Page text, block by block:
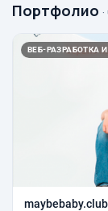
Портфолио
ВЕБ-РАЗРАБОТКА И
maybebaby.club